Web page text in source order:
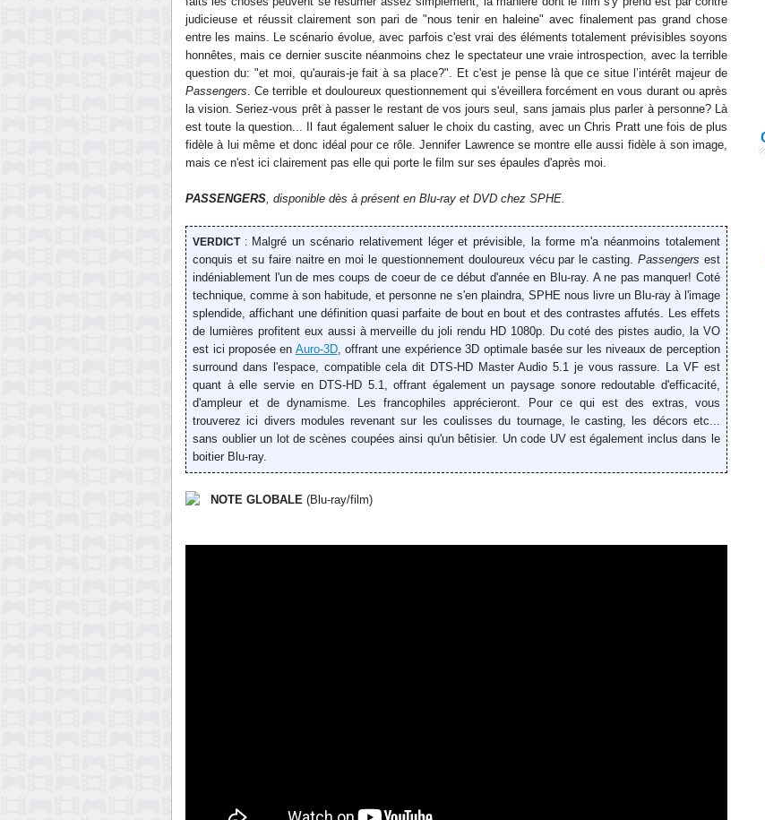
judicieuse et réussit clairement son pari de "nous tenir en haleine" avec finalement pas grand chose
entre les mains. Le scénario évolue, avec parfois c'est vrai des éléments totalement prévisibles soyons
honnêtes, mais ce dernier suscite néanmoins chez le spectateur une vraie introspection, avec la terrible
question du: "et moi, qu'aurais-je fait à sa place?". Et c'est je pense là que ce situe l’intérêt majeur de
Passengers. Ce terrible et douloureux questionnement qui s'éveillera forcément en vous durant ou après
la vision. Seriez-vous prêt à passer le restant de vos jours seul, sans jamais plus parler à personne? Là
est toute la question... Il faut également saluer le choix du casting, avec un Chris Pratt une fois de plus
fidèle à lui même et donc idéal pour ce rôle. Jennifer Lawrence se montre elle aussi fidèle à son image,
mais ce n'est ici clairement pas elle qui porte le film sur ses épaules d'après moi.
PASSENGERS, disponible dès à présent en Blu-ray et DVD chez SPHE.
VERDICT: Malgré un scénario relativement léger et prévisible, la forme m'a néanmoins totalement
conquis et su faire naitre en moi le questionnement douloureux vécu par le casting. Passengers est
indéniablement l'un de mes coups de coeur de ce début d'année en Blu-ray. A ne pas manquer! Coté
technique, comme à son habitude, et personne ne s'en plaindra, SPHE nous livre un Blu-ray à l'image
splendide, affichant une définition quasi parfaite de bout en bout et des contrastes affutés. Les effets
de lumières profitent eux aussi à merveille du joli rendu HD 1080p. Du coté des pistes audio, la VO
est ici proposée en Auro-3D, offrant une expérience 3D optimale basée sur les niveaux de perception
surround dans l'espace, compatible cela dit DTS-HD Master Audio 5.1 je vous rassure. La VF est
quant à elle servie en DTS-HD 5.1, offrant également un paysage sonore redoutable d'efficacité,
d'ampleur et de dynamisme. Les francophiles apprécieront. Pour ce qui est des extras, vous
trouverez ici divers modules revenant sur les coulisses du tournage, le casting, les décors etc...
sans oublier un lot de scènes coupées ainsi qu'un bêtisier. Un code UV est également inclus dans le
boitier Blu-ray.
NOTE GLOBALE (Blu-ray/film)